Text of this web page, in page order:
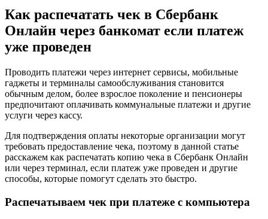
Как распечатать чек в Сбербанк
Онлайн через банкомат если платеж
уже проведен
Проводить платежи через интернет сервисы, мобильные
гаджеты и терминалы самообслуживания становится
обычным делом, более взрослое поколение и пенсионеры
предпочитают оплачивать коммунальные платежи и другие
услуги через кассу.
Для подтверждения оплаты некоторые организации могут
требовать предоставление чека, поэтому в данной статье
расскажем как распечатать копию чека в Сбербанк Онлайн
или через терминал, если платеж уже проведен и другие
способы, которые помогут сделать это быстро.
Распечатываем чек при платеже с компьютера